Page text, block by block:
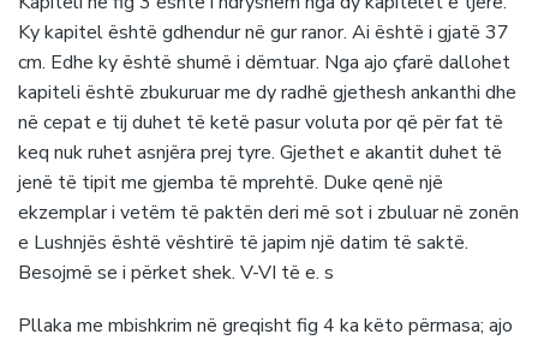
Ky kapitel është gdhendur në gur ranor. Ai është i gjatë 37
cm. Edhe ky është shumë i dëmtuar. Nga ajo çfarë dallohet
kapiteli është zbukuruar me dy radhë gjethesh ankanthi dhe
në cepat e tij duhet të ketë pasur voluta por që për fat të
keq nuk ruhet asnjëra prej tyre. Gjethet e akantit duhet të
jenë të tipit me gjemba të mprehtë. Duke qenë një
ekzemplar i vetëm të paktën deri më sot i zbuluar në zonën
e Lushnjës është vështirë të japim një datim të saktë.
Besojmë se i përket shek. V-VI të e. s
Pllaka me mbishkrim në greqisht fig 4 ka këto përmasa; ajo